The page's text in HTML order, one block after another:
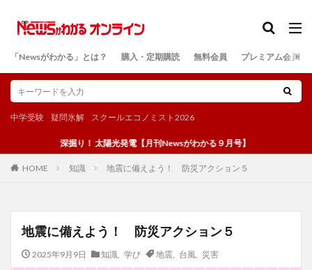
「Newsがわかる」とは？ 購入・定期購読 無料会員 プレミアム会員
中学受験 疑問氷解 スクールエコノミスト2026
深掘り！ 太陽光発電【月刊Newsがわかる９月号】
HOME 知識 地震に備えよう！ 防災アクション５
地震に備えよう！ 防災アクション５
2025年9月9日 知識 学び 地震, 台風 災害
検索